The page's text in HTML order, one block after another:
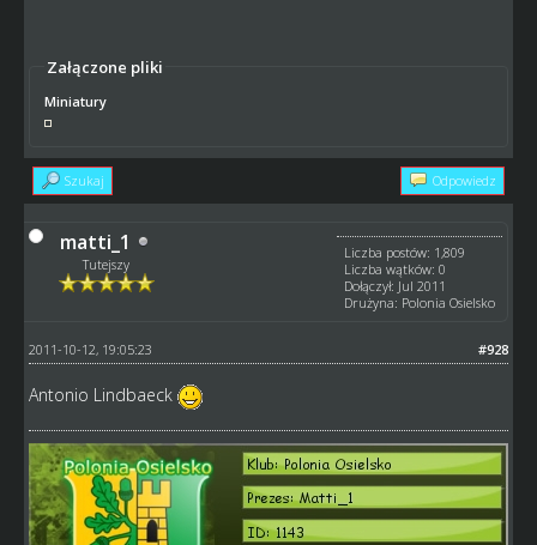
Załączone pliki
Miniatury
Szukaj Odpowiedz
matti_1
Tutejszy
Liczba postów: 1,809
Liczba wątków: 0
Dołączył: Jul 2011
Drużyna: Polonia Osielsko
#928
2011-10-12, 19:05:23
Antonio Lindbaeck